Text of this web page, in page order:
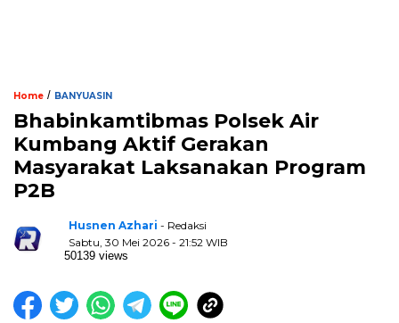
Home / BANYUASIN
Bhabinkamtibmas Polsek Air
Kumbang Aktif Gerakan
Masyarakat Laksanakan Program
P2B
Husnen Azhari - Redaksi
Sabtu, 30 Mei 2026 - 21:52 WIB
50139 views